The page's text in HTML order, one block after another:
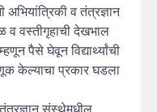
अभियांत्रिकी व तंत्रज्ञान
व वस्तीगृहाची देखभाल
पैसे घेवून विद्यार्थ्यांची
केल्याचा प्रकार घडला